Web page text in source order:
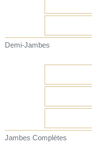
Demi-Jambes
Jambes Complètes